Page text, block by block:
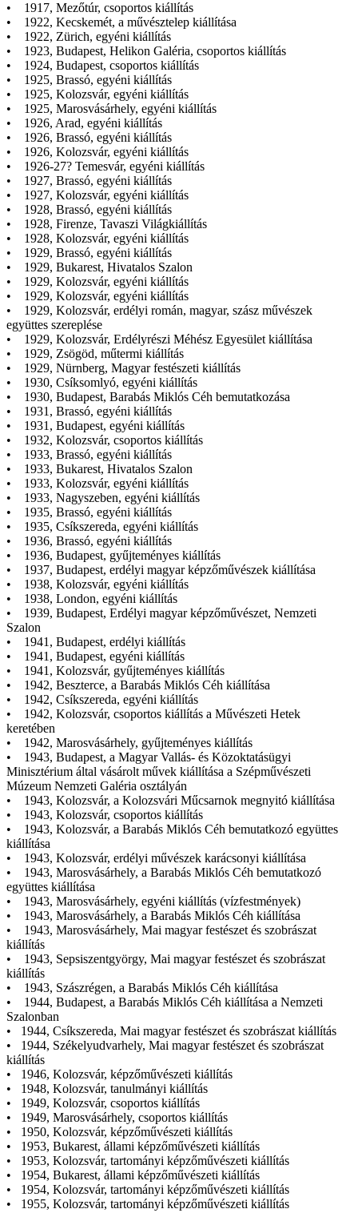
• 1917, Mezőtúr, csoportos kiállítás
• 1922, Kecskemét, a művésztelep kiállítása
• 1922, Zürich, egyéni kiállítás
• 1923, Budapest, Helikon Galéria, csoportos kiállítás
• 1924, Budapest, csoportos kiállítás
• 1925, Brassó, egyéni kiállítás
• 1925, Kolozsvár, egyéni kiállítás
• 1925, Marosvásárhely, egyéni kiállítás
• 1926, Arad, egyéni kiállítás
• 1926, Brassó, egyéni kiállítás
• 1926, Kolozsvár, egyéni kiállítás
• 1926-27? Temesvár, egyéni kiállítás
• 1927, Brassó, egyéni kiállítás
• 1927, Kolozsvár, egyéni kiállítás
• 1928, Brassó, egyéni kiállítás
• 1928, Firenze, Tavaszi Világkiállítás
• 1928, Kolozsvár, egyéni kiállítás
• 1929, Brassó, egyéni kiállítás
• 1929, Bukarest, Hivatalos Szalon
• 1929, Kolozsvár, egyéni kiállítás
• 1929, Kolozsvár, egyéni kiállítás
• 1929, Kolozsvár, erdélyi román, magyar, szász művészek
együttes szereplése
• 1929, Kolozsvár, Erdélyrészi Méhész Egyesület kiállítása
• 1929, Zsögöd, műtermi kiállítás
• 1929, Nürnberg, Magyar festészeti kiállítás
• 1930, Csíksomlyó, egyéni kiállítás
• 1930, Budapest, Barabás Miklós Céh bemutatkozása
• 1931, Brassó, egyéni kiállítás
• 1931, Budapest, egyéni kiállítás
• 1932, Kolozsvár, csoportos kiállítás
• 1933, Brassó, egyéni kiállítás
• 1933, Bukarest, Hivatalos Szalon
• 1933, Kolozsvár, egyéni kiállítás
• 1933, Nagyszeben, egyéni kiállítás
• 1935, Brassó, egyéni kiállítás
• 1935, Csíkszereda, egyéni kiállítás
• 1936, Brassó, egyéni kiállítás
• 1936, Budapest, gyűjteményes kiállítás
• 1937, Budapest, erdélyi magyar képzőművészek kiállítása
• 1938, Kolozsvár, egyéni kiállítás
• 1938, London, egyéni kiállítás
• 1939, Budapest, Erdélyi magyar képzőművészet, Nemzeti
Szalon
• 1941, Budapest, erdélyi kiállítás
• 1941, Budapest, egyéni kiállítás
• 1941, Kolozsvár, gyűjteményes kiállítás
• 1942, Beszterce, a Barabás Miklós Céh kiállítása
• 1942, Csíkszereda, egyéni kiállítás
• 1942, Kolozsvár, csoportos kiállítás a Művészeti Hetek
keretében
• 1942, Marosvásárhely, gyűjteményes kiállítás
• 1943, Budapest, a Magyar Vallás- és Közoktatásügyi
Minisztérium által vásárolt művek kiállítása a Szépművészeti
Múzeum Nemzeti Galéria osztályán
• 1943, Kolozsvár, a Kolozsvári Műcsarnok megnyitó kiállítása
• 1943, Kolozsvár, csoportos kiállítás
• 1943, Kolozsvár, a Barabás Miklós Céh bemutatkozó együttes
kiállítása
• 1943, Kolozsvár, erdélyi művészek karácsonyi kiállítása
• 1943, Marosvásárhely, a Barabás Miklós Céh bemutatkozó
együttes kiállítása
• 1943, Marosvásárhely, egyéni kiállítás (vízfestmények)
• 1943, Marosvásárhely, a Barabás Miklós Céh kiállítása
• 1943, Marosvásárhely, Mai magyar festészet és szobrászat
kiállítás
• 1943, Sepsiszentgyörgy, Mai magyar festészet és szobrászat
kiállítás
• 1943, Szászrégen, a Barabás Miklós Céh kiállítása
• 1944, Budapest, a Barabás Miklós Céh kiállítása a Nemzeti
Szalonban
• 1944, Csíkszereda, Mai magyar festészet és szobrászat kiállítás
• 1944, Székelyudvarhely, Mai magyar festészet és szobrászat
kiállítás
• 1946, Kolozsvár, képzőművészeti kiállítás
• 1948, Kolozsvár, tanulmányi kiállítás
• 1949, Kolozsvár, csoportos kiállítás
• 1949, Marosvásárhely, csoportos kiállítás
• 1950, Kolozsvár, képzőművészeti kiállítás
• 1953, Bukarest, állami képzőművészeti kiállítás
• 1953, Kolozsvár, tartományi képzőművészeti kiállítás
• 1954, Bukarest, állami képzőművészeti kiállítás
• 1954, Kolozsvár, tartományi képzőművészeti kiállítás
• 1955, Kolozsvár, tartományi képzőművészeti kiállítás